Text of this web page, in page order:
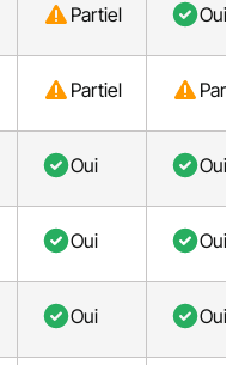
Partiel Oui
Partiel
Oui Oui
Oui Oui
Oui Oui